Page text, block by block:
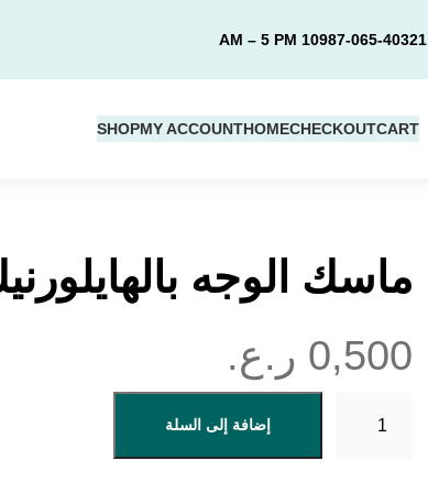
987-065-40321
10 AM – 5 PM
CART
CHECKOUT
HOME
MY ACCOUNT
SHOP
ماسك الوجه
0,500 ر.ع.
إضافة إلى السلة